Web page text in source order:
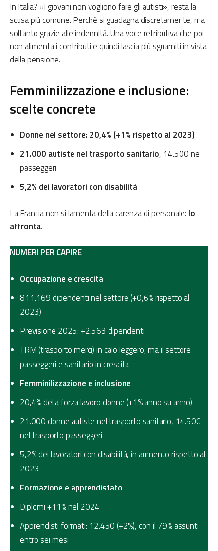
In Italia? «I giovani non vogliono fare gli autisti», resta la
scusa più comune. Perché si guadagna discretamente, ma
soltanto grazie alle indennità. Una voce retributiva che poi
non alimenta i contributi e quindi lascia più sguarniti in vista
della pensione.
Femminilizzazione e inclusione:
scelte concrete
Donne nel settore: 20,4% (+1% rispetto al 2023)
21.000 autiste nel trasporto sanitario, 14.500 nel
passeggeri
5,2% dei lavoratori con disabilità
La Francia non si lamenta della carenza di personale: lo
affronta.
NUMERI PER CAPIRE
Occupazione e crescita
811.169 dipendenti nel settore (+0,6% rispetto al
2023)
Previsione 2025: +2.563 dipendenti
TRM (trasporto merci) in calo leggero, ma il settore
passeggeri e sanitario in crescita
Femminilizzazione e inclusione
20,4% della forza lavoro donne (+1% anno su anno)
21.000 donne autiste nel trasporto sanitario, 14.500
nel trasporto passeggeri
5,2% dei lavoratori con disabilità, in aumento rispetto al
2023
Formazione e apprendistato
Diplomi +11% nel 2024
Apprendisti formati: 12.450 (+2%), con il 79% assunti
entro sei mesi